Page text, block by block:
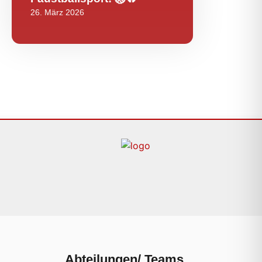
26. März 2026